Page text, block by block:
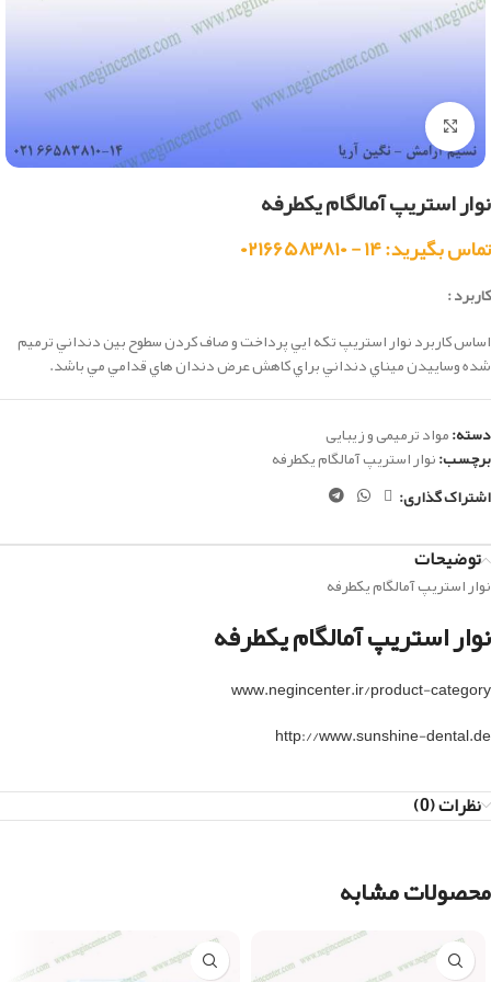
بزرگنمایی تصویر
نوار استریپ آمالگام یکطرفه
تماس بگیرید: ۱۴ - ۰۲۱۶۶۵۸۳۸۱۰
کاربرد :
اساس کاربرد نوار استريپ تكه ايي پرداخت و صاف کردن سطوح بين دنداني ترميم
شده وساييدن ميناي دنداني براي کاهش عرض دندان هاي قدامي مي باشد.
دسته:مواد ترمیمی و زیبایی
برچسب:نوار استریپ آمالگام یکطرفه
اشتراک گذاری:
توضیحات
نوار استریپ آمالگام یکطرفه
نوار استریپ آمالگام یکطرفه
www.negincenter.ir/product-category
http://www.sunshine-dental.de
نظرات (0)
محصولات مشابه